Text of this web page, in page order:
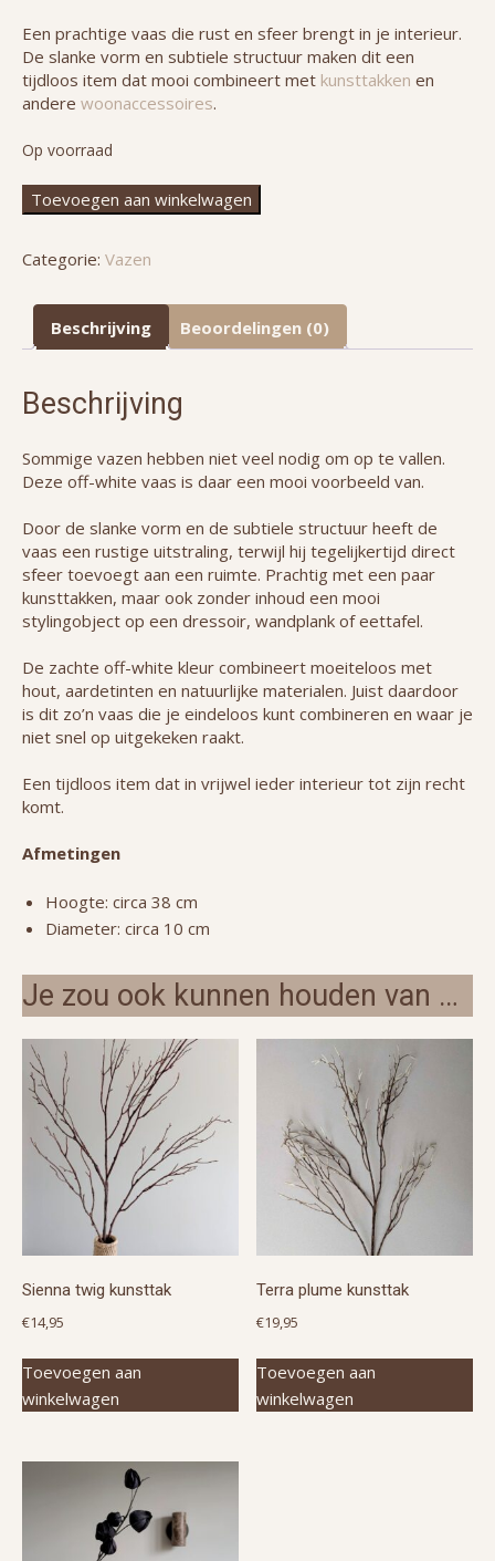
Een prachtige vaas die rust en sfeer brengt in je interieur.
De slanke vorm en subtiele structuur maken dit een
tijdloos item dat mooi combineert met kunsttakken en
andere woonaccessoires.
Op voorraad
Earthy
vaas
white
38
Toevoegen aan winkelwagen
Categorie: Vazen
Beschrijving Beoordelingen (0)
Beschrijving
Sommige vazen hebben niet veel nodig om op te vallen.
Deze off-white vaas is daar een mooi voorbeeld van.
Door de slanke vorm en de subtiele structuur heeft de
vaas een rustige uitstraling, terwijl hij tegelijkertijd direct
sfeer toevoegt aan een ruimte. Prachtig met een paar
kunsttakken, maar ook zonder inhoud een mooi
stylingobject op een dressoir, wandplank of eettafel.
De zachte off-white kleur combineert moeiteloos met
hout, aardetinten en natuurlijke materialen. Juist daardoor
is dit zo’n vaas die je eindeloos kunt combineren en waar je
niet snel op uitgekeken raakt.
Een tijdloos item dat in vrijwel ieder interieur tot zijn recht
komt.
Afmetingen
Hoogte: circa 38 cm
Diameter: circa 10 cm
Je zou ook kunnen houden van …
Sienna twig kunsttak
€14,95
Toevoegen aan
winkelwagen
Terra plume kunsttak
€19,95
Toevoegen aan
winkelwagen